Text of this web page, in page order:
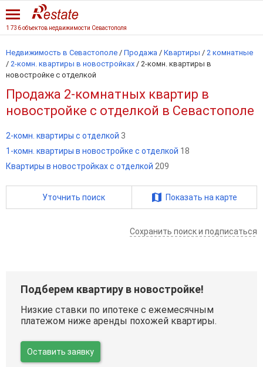
1 736 объектов недвижимости Севастополя
Недвижимость в Севастополе / Продажа / Квартиры / 2 комнатные
/ 2-комн. квартиры в новостройках / 2-комн. квартиры в
новостройке с отделкой
Продажа 2-комнатных квартир в
новостройке с отделкой в Севастополе
2-комн. квартиры с отделкой 3
1-комн. квартиры в новостройке с отделкой 18
Квартиры в новостройках с отделкой 209
Уточнить поиск Показать на карте
Сохранить поиск и подписаться
Подберем квартиру в новостройке!
Низкие ставки по ипотеке с ежемесячным
платежом ниже аренды похожей квартиры.
Оставить заявку